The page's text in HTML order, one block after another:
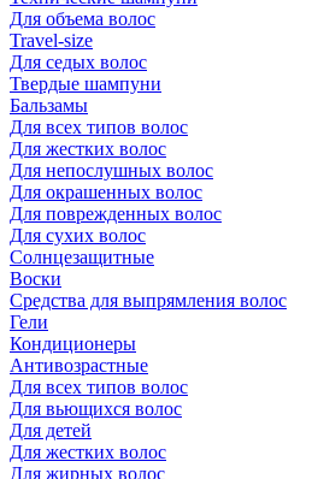
Для объема волос
Travel-size
Для седых волос
Твердые шампуни
Бальзамы
Для всех типов волос
Для жестких волос
Для непослушных волос
Для окрашенных волос
Для поврежденных волос
Для сухих волос
Солнцезащитные
Воски
Средства для выпрямления волос
Гели
Кондиционеры
Антивозрастные
Для всех типов волос
Для вьющихся волос
Для детей
Для жестких волос
Для жирных волос